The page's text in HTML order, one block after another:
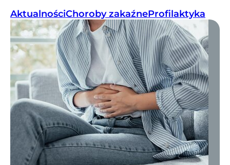
AktualnościChoroby zakaźneProfilaktyka